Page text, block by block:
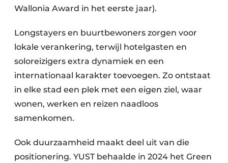
Wallonia Award in het eerste jaar). ​
​Longstayers en buurtbewoners zorgen voor
lokale verankering, terwijl hotelgasten en
soloreizigers extra dynamiek en een
internationaal karakter toevoegen. Zo ontstaat
in elke stad een plek met een eigen ziel, waar
wonen, werken en reizen naadloos
samenkomen.
Ook duurzaamheid maakt deel uit van die
positionering. YUST behaalde in 2024 het Green